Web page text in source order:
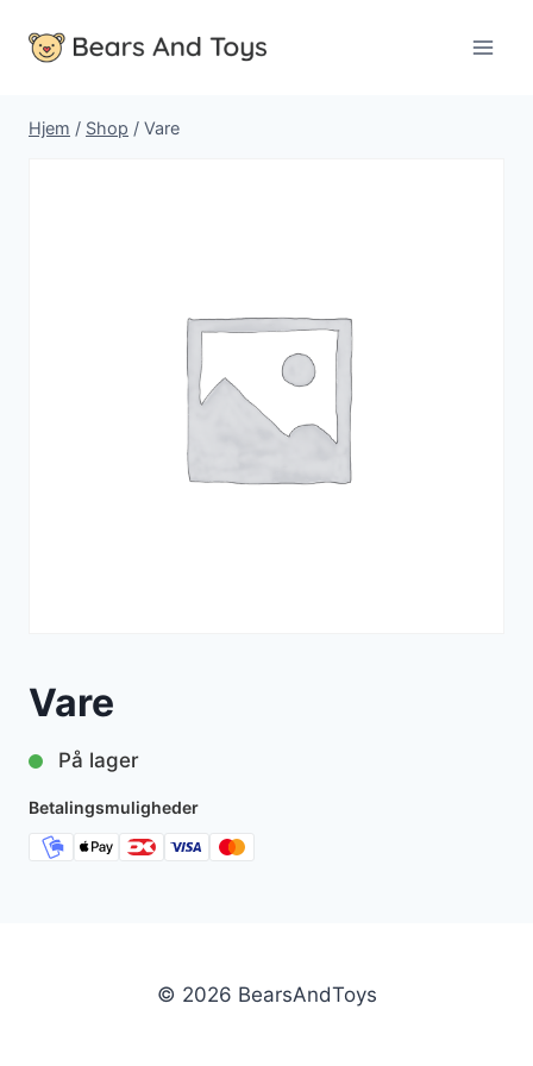
Hjem / Shop / Vare
Vare
På lager
Betalingsmuligheder
© 2026 BearsAndToys